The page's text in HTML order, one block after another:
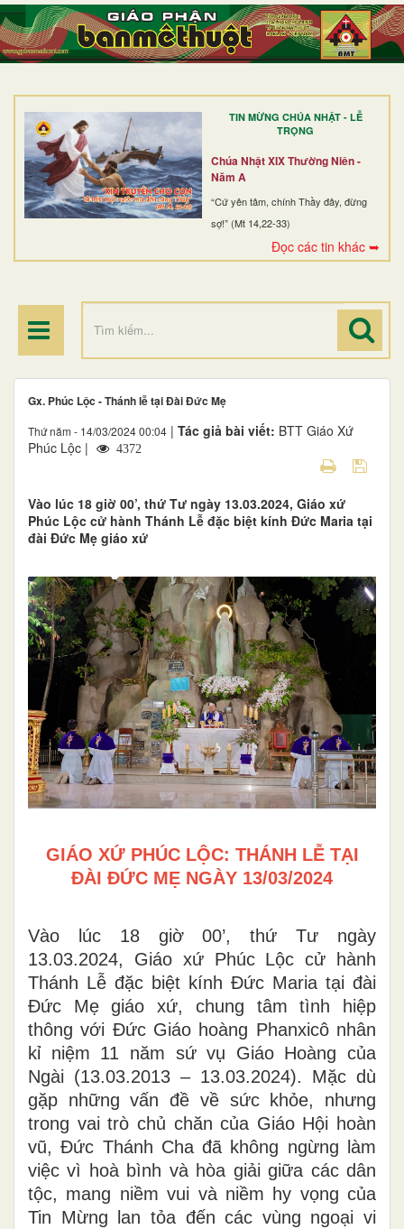
TIN MỪNG CHÚA NHẬT - LỄ
TRỌNG
Chúa Nhật XIX Thường Niên -
Năm A
“Cứ yên tâm, chính Thầy đây, đừng
sợ!” (Mt 14,22-33)
Đọc các tin khác ➥
TRANG NHẤT
GIỚI THIỆU
DÒNG TU
BAN MỤC VỤ
ĐOÀN THỂ CG
ĐIỂM HÀNH HƯƠNG
Gx. Phúc Lộc - Thánh lễ tại Đài Đức Mẹ
Thứ năm - 14/03/2024 00:04 | Tác giả bài viết: BTT Giáo Xứ
Phúc Lộc |
4372
Vào lúc 18 giờ 00’, thứ Tư ngày 13.03.2024, Giáo xứ
Phúc Lộc cử hành Thánh Lễ đặc biệt kính Đức Maria tại
đài Đức Mẹ giáo xứ
GIÁO XỨ PHÚC LỘC: THÁNH LỄ TẠI
ĐÀI ĐỨC MẸ NGÀY 13/03/2024
Vào lúc 18 giờ 00’, thứ Tư ngày
13.03.2024, Giáo xứ Phúc Lộc cử hành
Thánh Lễ đặc biệt kính Đức Maria tại đài
Đức Mẹ giáo xứ, chung tâm tình hiệp
thông với Đức Giáo hoàng Phanxicô nhân
kỉ niệm 11 năm sứ vụ Giáo Hoàng của
Ngài (13.03.2013 – 13.03.2024). Mặc dù
gặp những vấn đề về sức khỏe, nhưng
trong vai trò chủ chăn của Giáo Hội hoàn
vũ, Đức Thánh Cha đã không ngừng làm
việc vì hoà bình và hòa giải giữa các dân
tộc, mang niềm vui và niềm hy vọng của
Tin Mừng lan tỏa đến các vùng ngoại vi